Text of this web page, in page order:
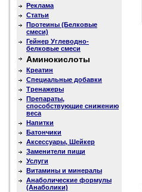
Реклама
Статьи
Протеины (Белковые
смеси)
Гейнер Углеводно-
белковые смеси
Аминокислоты
Креатин
Специальные добавки
Тренажеры
Препараты,
способствующие снижению
веса
Напитки
Батончики
Аксессуары, Шейкер
Заменители пищи
Услуги
Витамины и минералы
Анаболические формулы
(Анаболики)